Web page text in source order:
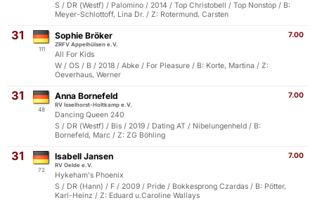
S / DR (Westf) / Palomino / 2014 / Top Christobell / Top Nonstop / B:
Meyer-Schlottoff, Lina Dr. / Z: Rotermund, Carsten
31
111
7.00
Sophie Bröker
ZRFV Appelhülsen e.V.
All For Kids
W / OS / B / 2018 / Abke / For Pleasure / B: Korte, Martina / Z:
Oeverhaus, Werner
31
48
7.00
Anna Bornefeld
RV Isselhorst-Holtkamp e.V.
Dancing Queen 240
S / DR (Westf) / Bis / 2019 / Dating AT / Nibelungenheld / B:
Bornefeld, Marc / Z: ZG Böhling
31
72
7.00
Isabell Jansen
RV Oelde e.V.
Hykeham's Phoenix
S / DR (Hann) / F / 2009 / Pride / Bokkesprong Czardas / B: Pötter,
Karl-Heinz / Z: Eduard u.Caroline Wallays